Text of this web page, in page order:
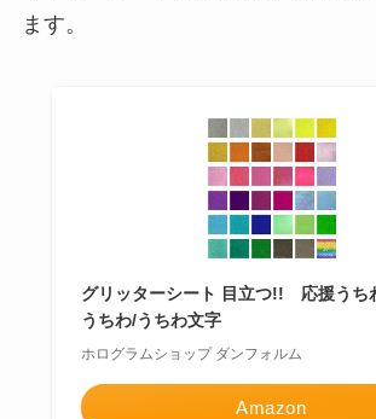
ます。
グリッターシート 目立つ!! 応援うち
うちわ/うちわ文字
ホログラムショップ ダンフォルム
Amazon